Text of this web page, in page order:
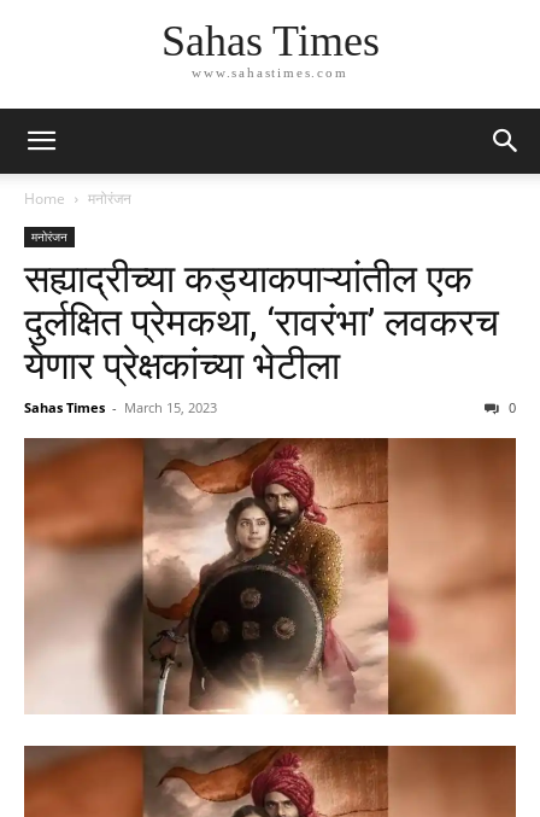
Sahas Times
www.sahastimes.com
Home मनोरंजन
मनोरंजन
सह्याद्रीच्या कड्याकपाऱ्यांतील एक
दुर्लक्षित प्रेमकथा, ‘रावरंभा’ लवकरच
येणार प्रेक्षकांच्या भेटीला
Sahas Times - March 15, 2023 0